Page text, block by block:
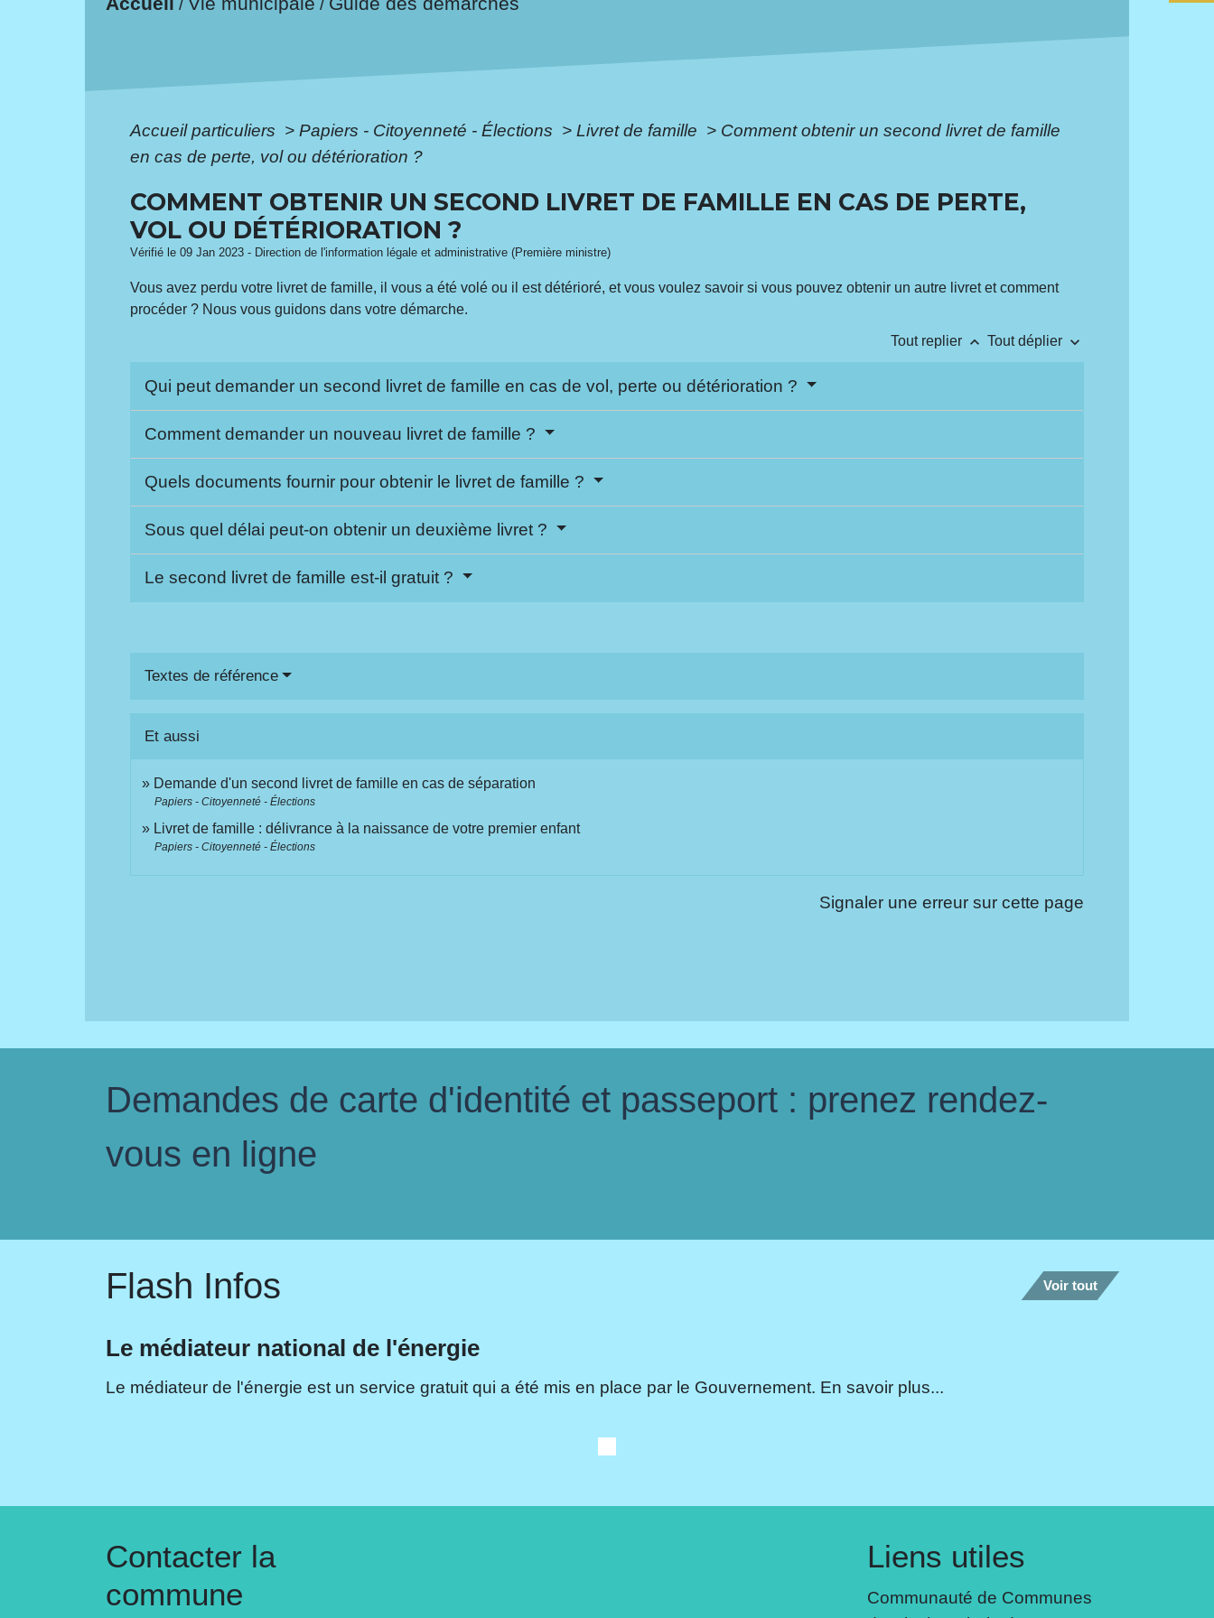
/ /
Accueil particuliers > Papiers - Citoyenneté - Élections > Livret de famille > Comment obtenir un second livret de famille
en cas de perte, vol ou détérioration ?
COMMENT OBTENIR UN SECOND LIVRET DE FAMILLE EN CAS DE PERTE,
VOL OU DÉTÉRIORATION ?
Vérifié le 09 Jan 2023 - Direction de l'information légale et administrative (Première ministre)
Vous avez perdu votre livret de famille, il vous a été volé ou il est détérioré, et vous voulez savoir si vous pouvez obtenir un autre livret et comment
procéder ? Nous vous guidons dans votre démarche.
Tout replier keyboard_arrow_up Tout déplier keyboard_arrow_down
Qui peut demander un second livret de famille en cas de vol, perte ou détérioration ?
Comment demander un nouveau livret de famille ?
Quels documents fournir pour obtenir le livret de famille ?
Sous quel délai peut-on obtenir un deuxième livret ?
Le second livret de famille est-il gratuit ?
Textes de référence
Et aussi
Demande d'un second livret de famille en cas de séparation
Papiers - Citoyenneté - Élections
Livret de famille : délivrance à la naissance de votre premier enfant
Papiers - Citoyenneté - Élections
Signaler une erreur sur cette page
Demandes de carte d'identité et passeport : prenez rendez-
vous en ligne
Flash Infos Voir tout
Le médiateur national de l'énergie
Le médiateur de l'énergie est un service gratuit qui a été mis en place par le Gouvernement. En savoir plus...
Contacter la
commune
Liens utiles
Communauté de Communes